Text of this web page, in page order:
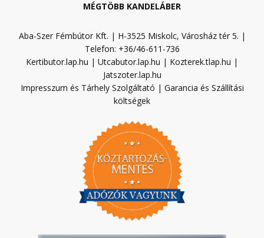
MÉGTÖBB KANDELÁBER
Aba-Szer Fémbútor Kft. | H-3525 Miskolc, Városház tér 5. |
Telefon: +36/46-611-736
Kertibutor.lap.hu | Utcabutor.lap.hu | Kozterek.tlap.hu |
Jatszoter.lap.hu
Impresszum és Tárhely Szolgáltató | Garancia és Szállítási
költségek